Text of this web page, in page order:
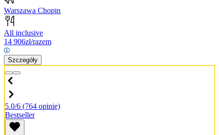
Warszawa Chopin
All inclusive
14 906zł/razem
Szczegóły
5.0/6 (764 opinie)
Bestseller